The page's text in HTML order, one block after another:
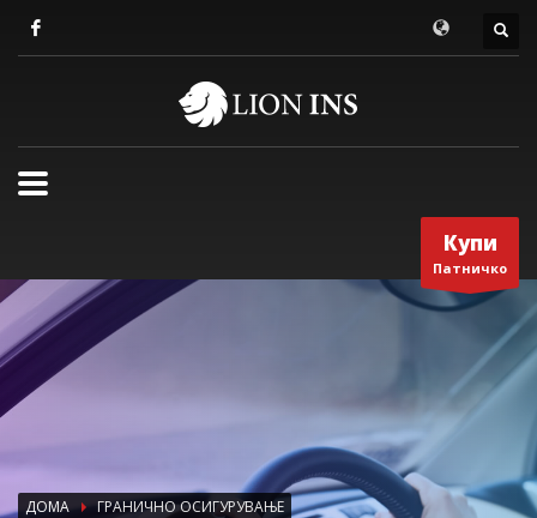
Купи
Патничко
ДОМА ГРАНИЧНО ОСИГУРУВАЊЕ